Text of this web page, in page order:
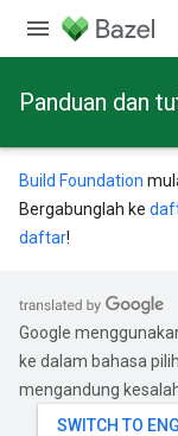
Panduan dan
Build Foundation
Bergabunglah ke
daftar!
Google
ke dalam bahasa
mengandung